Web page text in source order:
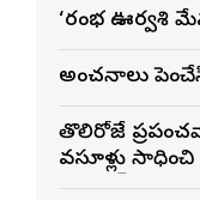
‘రంభ ఊర్వశి
అంచనాలు
తొలిరోజే
వసూళ్లు సాధించి